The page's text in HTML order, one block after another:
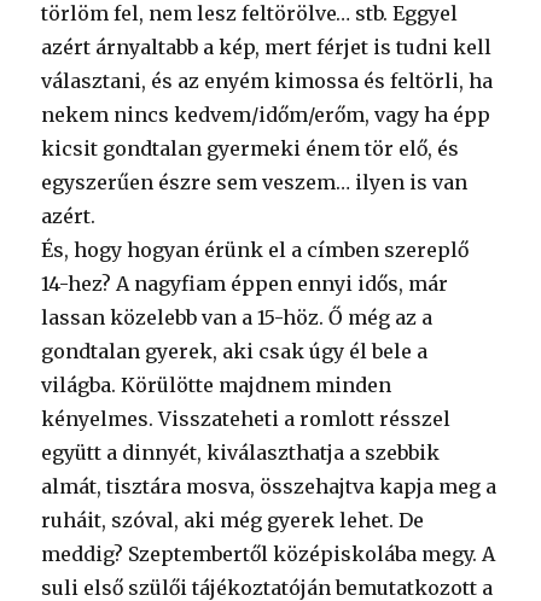
törlöm fel, nem lesz feltörölve… stb. Eggyel
azért árnyaltabb a kép, mert férjet is tudni kell
választani, és az enyém kimossa és feltörli, ha
nekem nincs kedvem/időm/erőm, vagy ha épp
kicsit gondtalan gyermeki énem tör elő, és
egyszerűen észre sem veszem… ilyen is van
azért.
És, hogy hogyan érünk el a címben szereplő
14-hez? A nagyfiam éppen ennyi idős, már
lassan közelebb van a 15-höz. Ő még az a
gondtalan gyerek, aki csak úgy él bele a
világba. Körülötte majdnem minden
kényelmes. Visszateheti a romlott résszel
együtt a dinnyét, kiválaszthatja a szebbik
almát, tisztára mosva, összehajtva kapja meg a
ruháit, szóval, aki még gyerek lehet. De
meddig? Szeptembertől középiskolába megy. A
suli első szülői tájékoztatóján bemutatkozott a